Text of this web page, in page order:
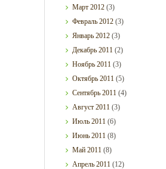
Март2012 (3)
Февраль2012 (3)
Январь2012 (3)
Декабрь2011 (2)
Ноябрь2011 (3)
Октябрь2011 (5)
Сентябрь2011 (4)
Август2011 (3)
Июль2011 (6)
Июнь2011 (8)
Май2011 (8)
Апрель2011 (12)